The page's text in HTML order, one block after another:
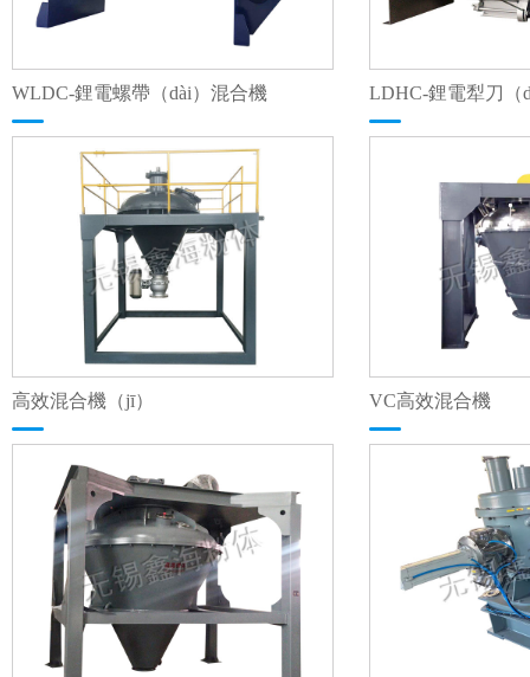
WLDC-鋰電螺帶（dài）混合機 LDHC-鋰電犁刀（
高效混合機（jī） VC高效混合機